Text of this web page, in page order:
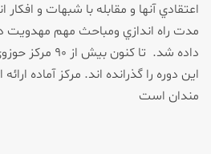
اعتقادي آنها و مقابله با شبهات و
مدت راه اندازي ومباحث مهم
داده شد. تا
اين دوره را گذرانده اند. مركز آماده
مندان است